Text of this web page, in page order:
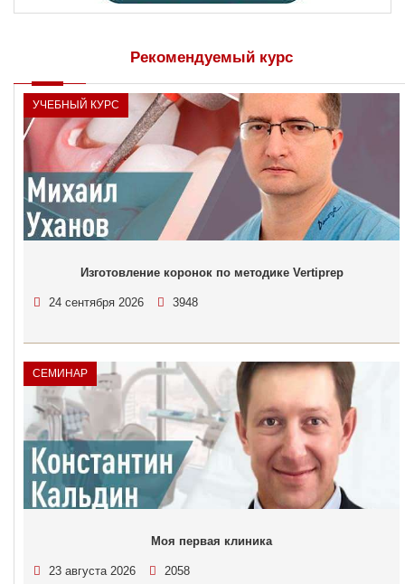
Рекомендуемый курс
УЧЕБНЫЙ КУРС
Изготовление коронок по методике Vertiprep
24 сентября 2026 3948
СЕМИНАР
Моя первая клиника
23 августа 2026 2058